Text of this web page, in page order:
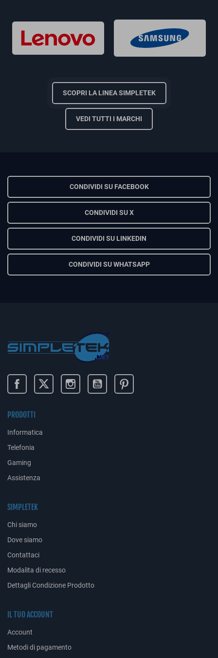
SCOPRI LA LINEA SIMPLETEK
VEDI TUTTI I MARCHI
CONDIVIDI SU FACEBOOK
CONDIVIDI SU X
CONDIVIDI SU LINKEDIN
CONDIVIDI SU WHATSAPP
PRODOTTI
Informatica
Telefonia
Gaming
Assistenza
SIMPLETEK
Chi siamo
Dove siamo
Contattaci
Modalita di recesso
Dettagli Condizione Prodotto
IL TUO ACCOUNT
Account
Metodi di pagamento